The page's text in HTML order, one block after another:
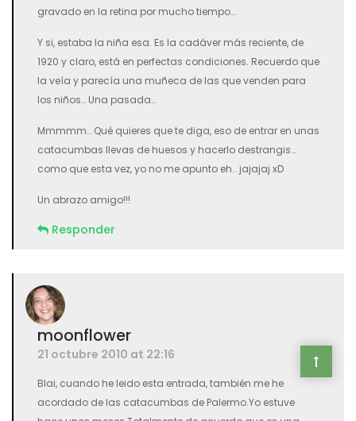
gravado en la retina por mucho tiempo…
Y si, estaba la niña esa. Es la cadáver más reciente, de
1920 y claro, está en perfectas condiciones. Recuerdo que
la veía y parecía una muñeca de las que venden para
los niños… Una pasada…
Mmmmm… Qué quieres que te diga, eso de entrar en unas
catacumbas llevas de huesos y hacerlo destrangis…
como que esta vez, yo no me apunto eh.. jajajaj xD
Un abrazo amigo!!!
Responder
moonflower
21 octubre 2010 at 22:16
Blai, cuando he leido esta entrada, también me he
acordado de las catacumbas de Palermo.Yo estuve